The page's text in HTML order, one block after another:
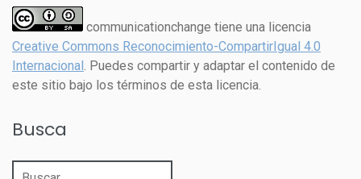
communicationchange tiene una licencia
Creative Commons Reconocimiento-CompartirIgual 4.0
Internacional. Puedes compartir y adaptar el contenido de
este sitio bajo los términos de esta licencia.
Busca
Buscar: